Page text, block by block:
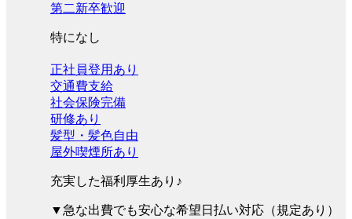
第二新卒歓迎
特になし
正社員登用あり
交通費支給
社会保険完備
研修あり
髪型・髪色自由
屋外喫煙所あり
充実した福利厚生あり♪
▼急な出費でも安心な希望日払い対応（規定あり）